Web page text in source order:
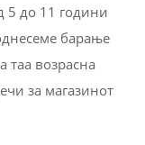
5 до 11 години
барање
таа возрасна
за магазинот